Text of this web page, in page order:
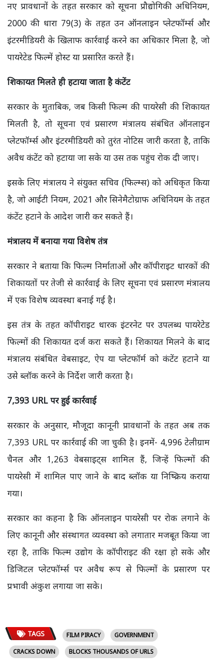
नए प्रावधानों के तहत सरकार को सूचना प्रौद्योगिकी अधिनियम,
2000 की धारा 79(3) के तहत उन ऑनलाइन प्लेटफॉर्म्स और
इंटरमीडियरी के खिलाफ कार्रवाई करने का अधिकार मिला है, जो
पायरेटेड फिल्में होस्ट या प्रसारित करते हैं।
शिकायत मिलते ही हटाया जाता है कंटेंट
सरकार के मुताबिक, जब किसी फिल्म की पायरेसी की शिकायत
मिलती है, तो सूचना एवं प्रसारण मंत्रालय संबंधित ऑनलाइन
प्लेटफॉर्म्स और इंटरमीडियरी को तुरंत नोटिस जारी करता है, ताकि
अवैध कंटेंट को हटाया जा सके या उस तक पहुंच रोक दी जाए।
इसके लिए मंत्रालय ने संयुक्त सचिव (फिल्म्स) को अधिकृत किया
है, जो आईटी नियम, 2021 और सिनेमैटोग्राफ अधिनियम के तहत
कंटेंट हटाने के आदेश जारी कर सकते हैं।
मंत्रालय में बनाया गया विशेष तंत्र
सरकार ने बताया कि फिल्म निर्माताओं और कॉपीराइट धारकों की
शिकायतों पर तेजी से कार्रवाई के लिए सूचना एवं प्रसारण मंत्रालय
में एक विशेष व्यवस्था बनाई गई है।
इस तंत्र के तहत कॉपीराइट धारक इंटरनेट पर उपलब्ध पायरेटेड
फिल्मों की शिकायत दर्ज करा सकते हैं। शिकायत मिलने के बाद
मंत्रालय संबंधित वेबसाइट, ऐप या प्लेटफॉर्म को कंटेंट हटाने या
उसे ब्लॉक करने के निर्देश जारी करता है।
7,393 URL पर हुई कार्रवाई
सरकार के अनुसार, मौजूदा कानूनी प्रावधानों के तहत अब तक
7,393 URL पर कार्रवाई की जा चुकी है। इनमें- 4,996 टेलीग्राम
चैनल और 1,263 वेबसाइट्स शामिल हैं, जिन्हें फिल्मों की
पायरेसी में शामिल पाए जाने के बाद ब्लॉक या निष्क्रिय कराया
गया।
सरकार का कहना है कि ऑनलाइन पायरेसी पर रोक लगाने के
लिए कानूनी और संस्थागत व्यवस्था को लगातार मजबूत किया जा
रहा है, ताकि फिल्म उद्योग के कॉपीराइट की रक्षा हो सके और
डिजिटल प्लेटफॉर्म्स पर अवैध रूप से फिल्मों के प्रसारण पर
प्रभावी अंकुश लगाया जा सके।
TAGS FILM PIRACY
GOVERNMENT
CRACKS DOWN
BLOCKS THOUSANDS OF URLS